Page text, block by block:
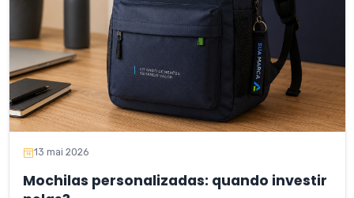
13 mai 2026
Mochilas personalizadas: quando investir